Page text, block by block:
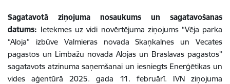
Sagatavotā ziņojuma nosaukums un sagatavošanas
datums: Ietekmes uz vidi novērtējuma ziņojums “Vēja parka
“Aloja” izbūve Valmieras novada Skaņkalnes un Vecates
pagastos un Limbažu novada Alojas un Braslavas pagastos’’
sagatavots atzinuma saņemšanai un iesniegts Enerģētikas un
vides aģentūrā 2025. gada 11. februārī. IVN ziņojuma